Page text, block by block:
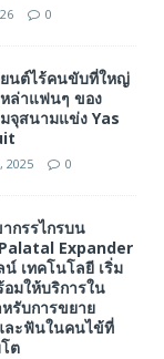
0
นต์ไร้คนขับที่ใหญ่
ล่าแฟนๆ ของ
จุสนามแข่ง Yas
2025 0
กรรไกรบน
Expander
เทคโนโลยี เริ่ม
มให้บริการใน
รับการขยาย
ละฟันในคนไข้ที่
ต